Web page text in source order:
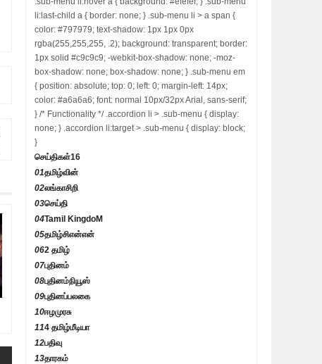
li:last-child a { border: none; } .sub-menu li > a span {
color: #797979; text-shadow: 1px 1px 0px
rgba(255,255,255, .2); background: transparent; border:
1px solid #c9c9c9; -webkit-box-shadow: none; -moz-
box-shadow: none; box-shadow: none; } .sub-menu em
{ position: absolute; top: 0; left: 0; margin-left: 14px;
color: #a6a6a6; font: normal 10px/32px Arial, sans-serif;
} /* Functionality */ .accordion li > .sub-menu { display:
none; } .accordion li:target > .sub-menu { display: block;
}
செய்திகள்16
01தமிழ்வின்
02லங்காசிறி
03செய்தி
04Tamil KingdoM
05தமிழ்சிஎன்என்
062 தமிழ்
07புதினம்
08புதினம்நியூஸ்
09புதினப்பலகை
10ஈழமுரசு
114 தமிழ்மீடியா
12பதிவு
13தாரகம்